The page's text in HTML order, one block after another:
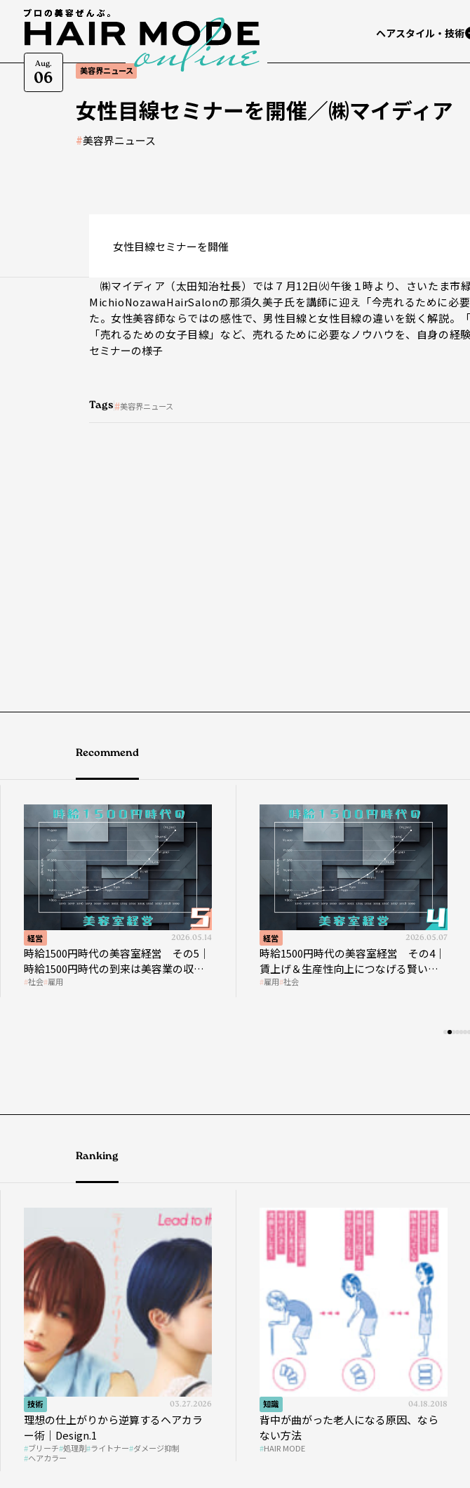
Aug.
06
ヘアスタイル・技術
美容界ニュース
女性目線セミナーを開催／㈱マイディア
#美容界ニュース
女性目線セミナーを開催
㈱マイディア（太田知治社長）では７月12日㈫午後１時より、さいたま市
MichioNozawaHairSalonの那須久美子氏を講師に迎え「今売れるために必
た。女性美容師ならではの感性で、男性目線と女性目線の違いを鋭く解説。
「売れるための女子目線」など、売れるために必要なノウハウを、自身の経
セミナーの様子
Tags 美容界ニュース
Recommend
経営 2026.05.14
時給1500円時代の美容室経営 その5｜
時給1500円時代の到来は美容業の収益
構造を見直す契機
社会 雇用
経営 2026.05.07
時給1500円時代の美容室経営 その4｜
賃上げ＆生産性向上につなげる賢い助
成金活用
雇用 社会
Ranking
技術 03.27.2026
理想の仕上がりから逆算するヘアカラ
ー術｜Design.1
ブリーチ 処理剤 ライトナー ダメージ抑制
ヘアカラー
知識 04.18.2018
背中が曲がった老人になる原因、なら
ない方法
HAIR MODE